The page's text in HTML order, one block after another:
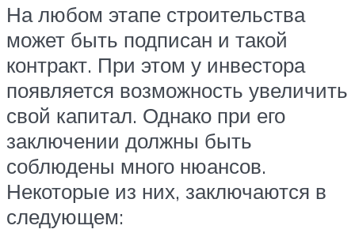
На любом этапе строительства
может быть подписан и такой
контракт. При этом у инвестора
появляется возможность увеличить
свой капитал. Однако при его
заключении должны быть
соблюдены много нюансов.
Некоторые из них, заключаются в
следующем: